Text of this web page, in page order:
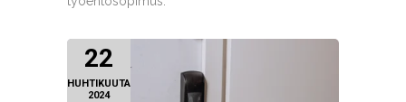
22
HUHTIKUUTA
2024